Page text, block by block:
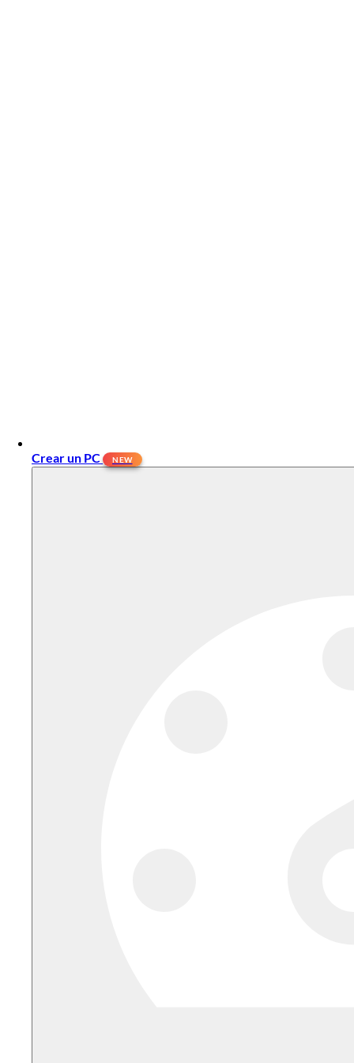
Crear un PC NEW